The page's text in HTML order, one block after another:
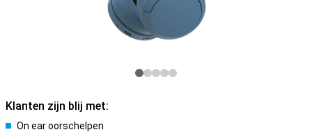
Klanten zijn blij met:
On ear oorschelpen